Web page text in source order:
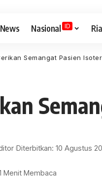
News Nasional ID
Semangat Pasien
Diterbitkan: 10 Agustus
Menit Membaca